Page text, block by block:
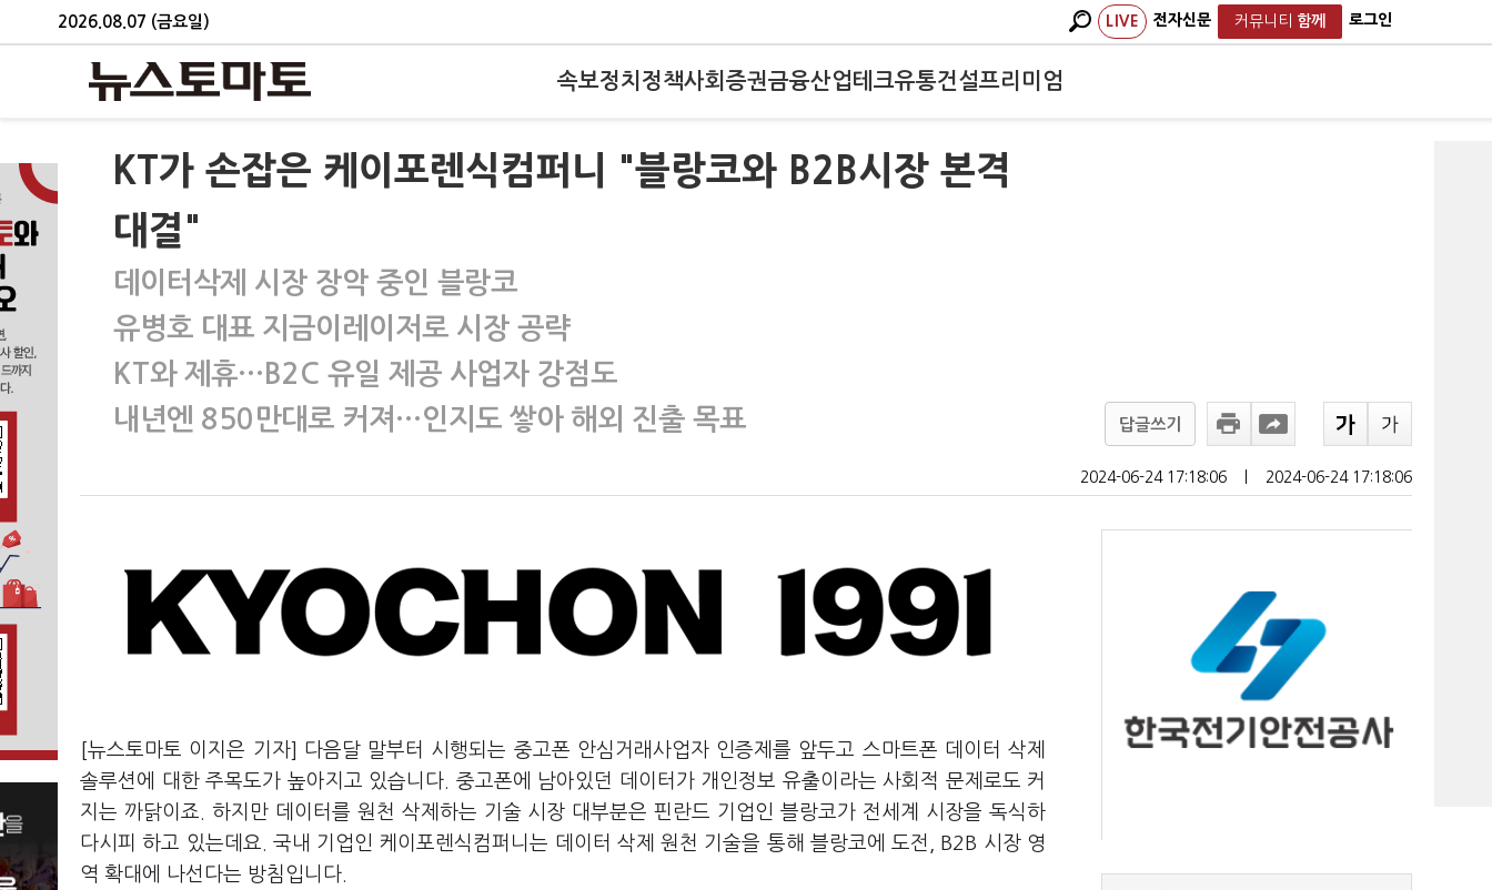
2026.08.07 (금요일) LIVE 전자신문 커뮤니티 함께 로그인
속보정치 정책사회 증권금융산업테크유통건설프리미엄
KT가 손잡은 케이포렌식컴퍼니 "블랑코와 B2B시장 본격
대결"
데이터삭제 시장 장악 중인 블랑코
유병호 대표 지금이레이저로 시장 공략
KT와 제휴…B2C 유일 제공 사업자 강점도
내년엔 850만대로 커져…인지도 쌓아 해외 진출 목표
답글쓰기
2024-06-24 17:18:06 2024-06-24 17:18:06
[뉴스토마토 이지은 기자] 다음달 말부터 시행되는 중고폰 안심거래사업자 인증제를 앞두고 스마트폰 데이터 삭제
솔루션에 대한 주목도가 높아지고 있습니다. 중고폰에 남아있던 데이터가 개인정보 유출이라는 사회적 문제로도 커
지는 까닭이죠. 하지만 데이터를 원천 삭제하는 기술 시장 대부분은 핀란드 기업인 블랑코가 전세계 시장을 독식하
다시피 하고 있는데요. 국내 기업인 케이포렌식컴퍼니는 데이터 삭제 원천 기술을 통해 블랑코에 도전, B2B 시장 영
역 확대에 나선다는 방침입니다.